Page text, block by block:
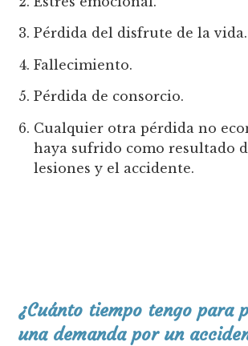
Pérdida del disfrute de la vida.
Fallecimiento.
Pérdida de consorcio.
Cualquier otra pérdida no
haya sufrido como resultado
lesiones y el accidente.
¿Cuánto tiempo tengo para
una demanda por un